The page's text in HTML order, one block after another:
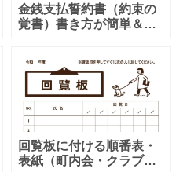
金銭支払誓約書（約束の
覚書）書き方が簡単＆項
す。シンプルな項目にな
りますので、利用用途に
より項目や内容を編集し
利用する事が可能です。
シンプルで簡易的な素材
となりますので、金銭支
払誓約書を作成時に用途
回覧板に付ける順番表・
表紙（町内会・クラブの